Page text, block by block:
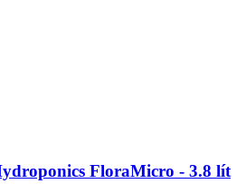
FloraMicro - 3.8 lít